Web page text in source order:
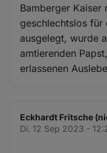
Bamberger Kaiser
geschlechtslos für
ausgelegt, wurde
amtierenden
erlassenen
Eckhardt Fritsche
Di. 12 Sep 2023 -